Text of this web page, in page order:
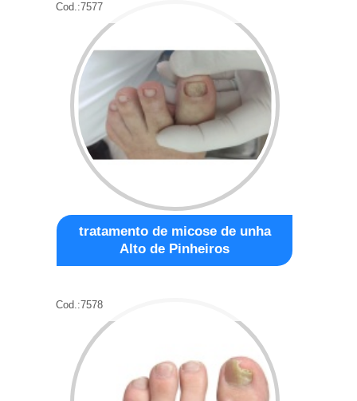
Cod.:7577
tratamento de micose de unha
Alto de Pinheiros
Cod.:7578